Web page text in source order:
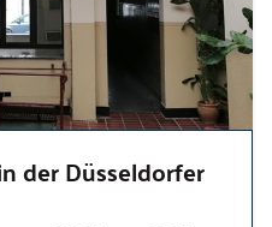
der Düsseldorfer